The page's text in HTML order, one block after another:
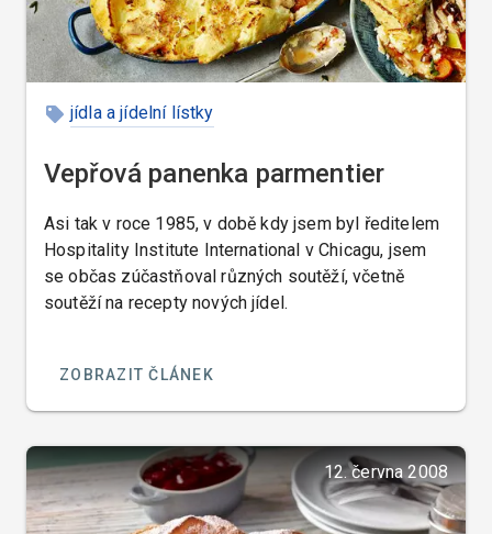
jídla a jídelní lístky
Vepřová panenka parmentier
Asi tak v roce 1985, v době kdy jsem byl ředitelem
Hospitality Institute International v Chicagu, jsem
se občas zúčastňoval různých soutěží, včetně
soutěží na recepty nových jídel.
ZOBRAZIT ČLÁNEK
12. června 2008